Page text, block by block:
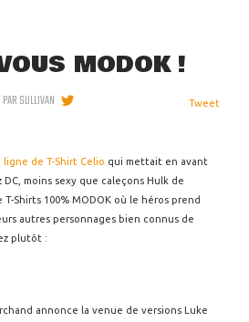
MODOK !
PARSULLIVAN Tweet
ligne de T-Shirt Celio qui mettait en avant
moins sexy que caleçons Hulk de
Shirts 100% MODOK où le héros prend
autres personnages bien connus de
plutôt :
annonce la venue de versions Luke